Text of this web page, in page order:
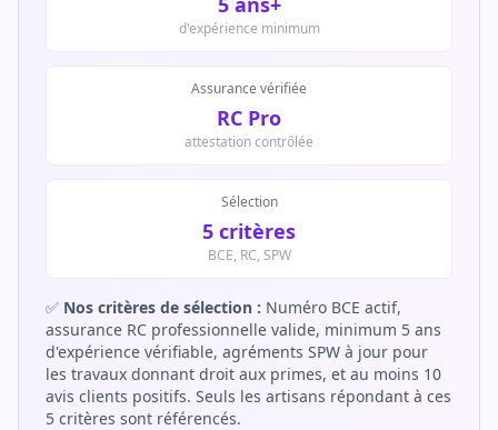
d'expérience minimum
Assurance vérifiée
RC Pro
attestation contrôlée
Sélection
5 critères
BCE, RC, SPW
✅ Nos critères de sélection : Numéro BCE actif,
assurance RC professionnelle valide, minimum 5 ans
d'expérience vérifiable, agréments SPW à jour pour
les travaux donnant droit aux primes, et au moins 10
avis clients positifs. Seuls les artisans répondant à ces
5 critères sont référencés.